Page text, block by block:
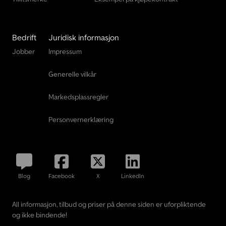
Bedrift
Jobber
Juridisk informasjon
Impressum
Generelle vilkår
Markedsplassregler
Personvernerklæring
Blog Facebook X LinkedIn
All informasjon, tilbud og priser på denne siden er uforpliktende
og ikke bindende!